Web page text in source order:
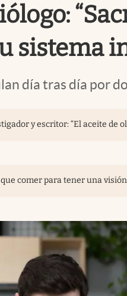
sistema
día tras día por
y escritor: “El aceite de
comer para tener una visión